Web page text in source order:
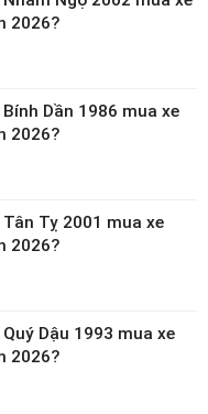
2026?
Dần 1986 mua xe
2026?
Tỵ 2001 mua xe
2026?
Dậu 1993 mua xe
2026?